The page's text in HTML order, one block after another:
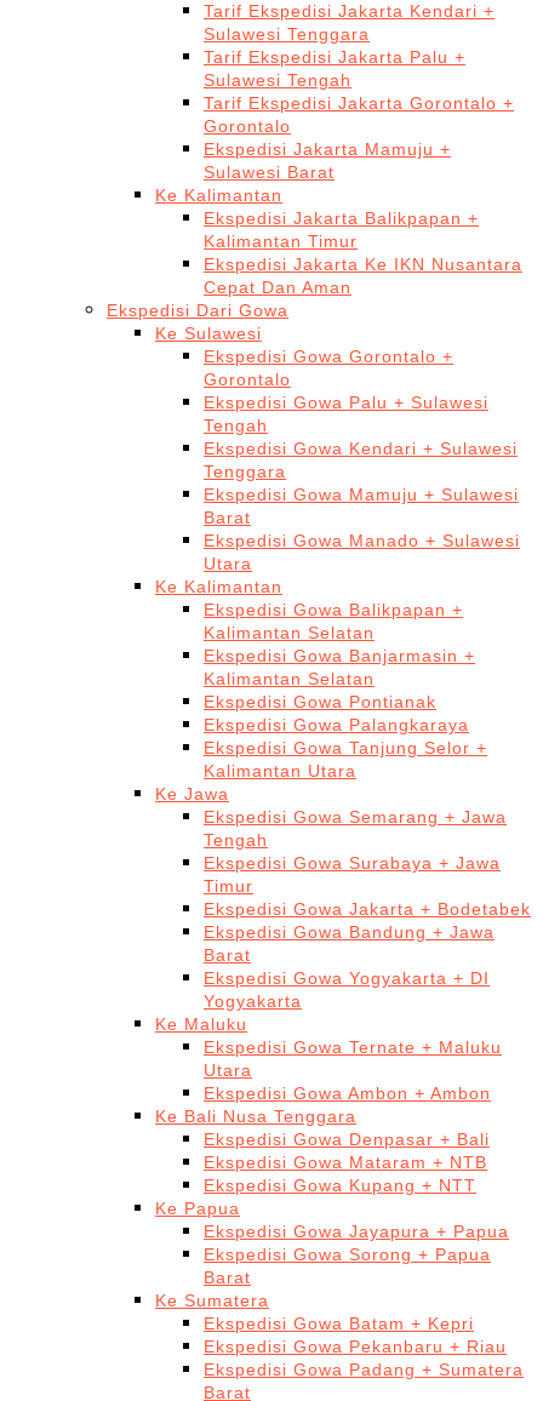
Tarif Ekspedisi Jakarta Kendari +
Sulawesi Tenggara
Tarif Ekspedisi Jakarta Palu +
Sulawesi Tengah
Tarif Ekspedisi Jakarta Gorontalo +
Gorontalo
Ekspedisi Jakarta Mamuju +
Sulawesi Barat
Ke Kalimantan
Ekspedisi Jakarta Balikpapan +
Kalimantan Timur
Ekspedisi Jakarta Ke IKN Nusantara
Cepat Dan Aman
Ekspedisi Dari Gowa
Ke Sulawesi
Ekspedisi Gowa Gorontalo +
Gorontalo
Ekspedisi Gowa Palu + Sulawesi
Tengah
Ekspedisi Gowa Kendari + Sulawesi
Tenggara
Ekspedisi Gowa Mamuju + Sulawesi
Barat
Ekspedisi Gowa Manado + Sulawesi
Utara
Ke Kalimantan
Ekspedisi Gowa Balikpapan +
Kalimantan Selatan
Ekspedisi Gowa Banjarmasin +
Kalimantan Selatan
Ekspedisi Gowa Pontianak
Ekspedisi Gowa Palangkaraya
Ekspedisi Gowa Tanjung Selor +
Kalimantan Utara
Ke Jawa
Ekspedisi Gowa Semarang + Jawa
Tengah
Ekspedisi Gowa Surabaya + Jawa
Timur
Ekspedisi Gowa Jakarta + Bodetabek
Ekspedisi Gowa Bandung + Jawa
Barat
Ekspedisi Gowa Yogyakarta + DI
Yogyakarta
Ke Maluku
Ekspedisi Gowa Ternate + Maluku
Utara
Ekspedisi Gowa Ambon + Ambon
Ke Bali Nusa Tenggara
Ekspedisi Gowa Denpasar + Bali
Ekspedisi Gowa Mataram + NTB
Ekspedisi Gowa Kupang + NTT
Ke Papua
Ekspedisi Gowa Jayapura + Papua
Ekspedisi Gowa Sorong + Papua
Barat
Ke Sumatera
Ekspedisi Gowa Batam + Kepri
Ekspedisi Gowa Pekanbaru + Riau
Ekspedisi Gowa Padang + Sumatera
Barat